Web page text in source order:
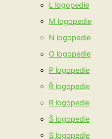
L logopedie
M logopedie
N logopedie
O logopedie
P logopedie
Ř logopedie
R logopedie
Š logopedie
S logopedie